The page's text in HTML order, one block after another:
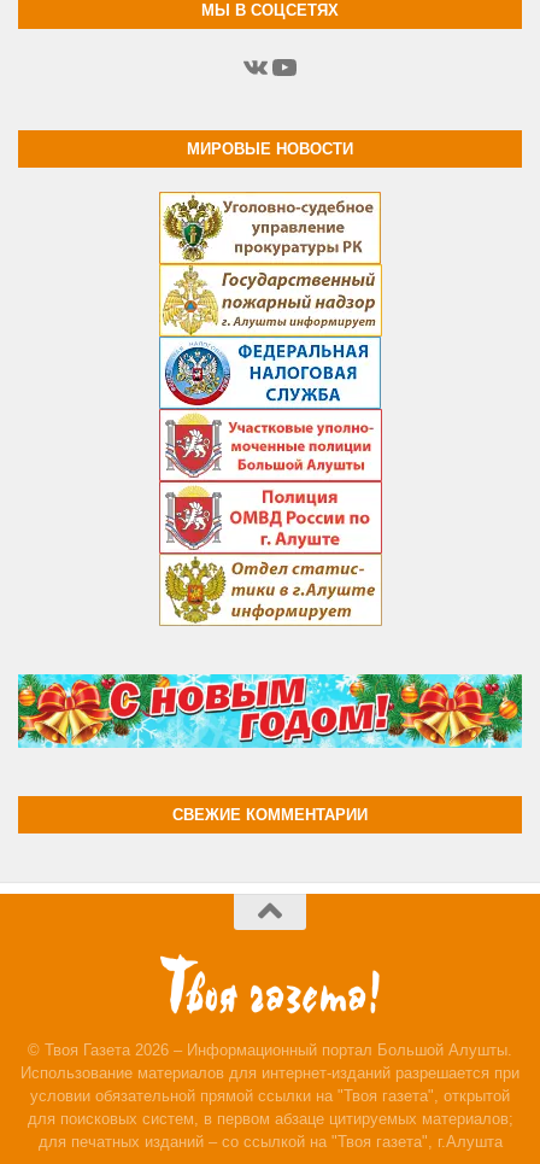
МЫ В СОЦСЕТЯХ
ВКонтакте
YouTube
МИРОВЫЕ НОВОСТИ
СВЕЖИЕ КОММЕНТАРИИ
© Твоя Газета 2026 – Информационный портал Большой Алушты.
Использование материалов для интернет-изданий разрешается при
условии обязательной прямой ссылки на "Твоя газета", открытой
для поисковых систем, в первом абзаце цитируемых материалов;
для печатных изданий – со ссылкой на "Твоя газета", г.Алушта